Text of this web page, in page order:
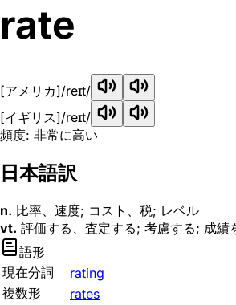
rate
[アメリカ]/reɪt/
[イギリス]/reɪt/
頻度: 非常に高い
日本語訳
n. 比率、速度; コスト、税; レベル
vt. 評価する、査定する; 考慮する; 成績
語形
現在分詞
rating
複数形
rates